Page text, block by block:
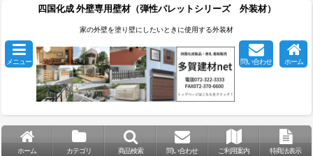
四国化成 外壁専用壁材（弾性パレットシリーズ 外装材）
家の外壁を塗り壁にしたいときに使用する外装材
メニュー 問い合わせ ホーム
ホーム カテゴリ 商品検索 問い合わせ ご利用案内 特商法表示